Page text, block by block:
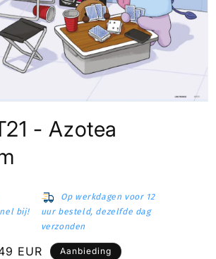
- Azotea
bij!
Op werkdagen voor 12
uur besteld, dezelfde dag
verzonden
EUR Aanbieding